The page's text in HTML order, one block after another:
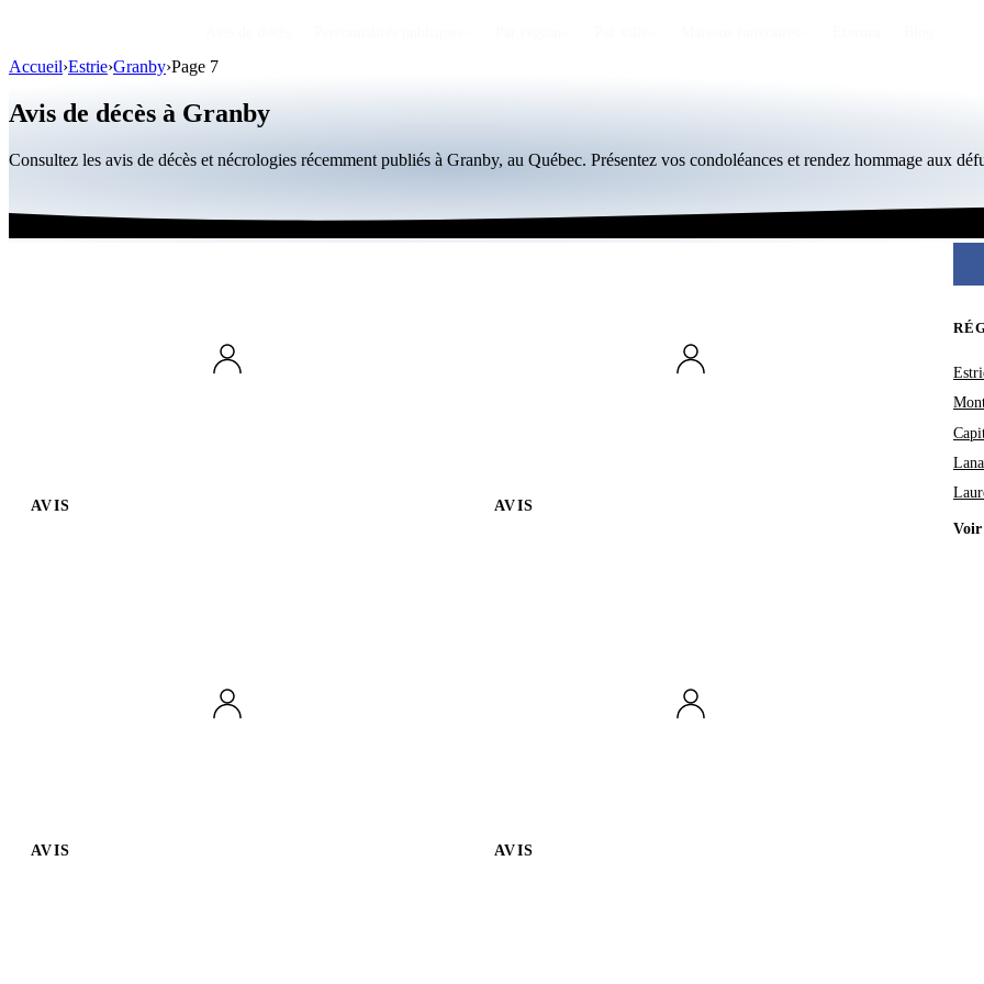
Accueil›Estrie›Granby›Page 7
Avis de décès à Granby
Consultez les avis de décès et nécrologies récemment publiés à Granby, au Québec. Présentez vos condoléances et rendez hommage aux
AVIS AVIS
AVIS AVIS
Voir